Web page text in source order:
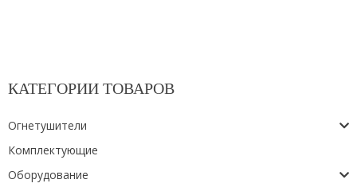
КАТЕГОРИИ ТОВАРОВ
Огнетушители
Комплектующие
Оборудование